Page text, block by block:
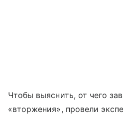
Чтобы выяснить, от чего
«вторжения», провели